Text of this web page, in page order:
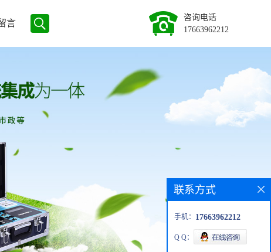
言
咨询电话
17663962212
联系方式
手机： 17663962212
Q Q：